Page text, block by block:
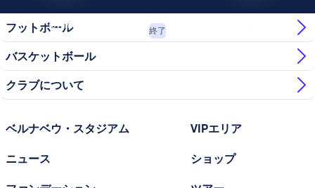
Joventut
終了
フットボール
バスケットボール
クラブについて
ベルナベウ・スタジアム
ニュース
VIPエリア
ショップ